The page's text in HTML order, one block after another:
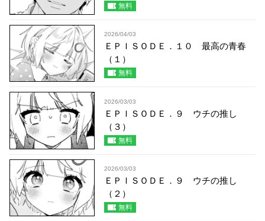
無料
2026/04/03
ＥＰＩＳＯＤＥ．１０ 最高の青春
（１）
無料
2026/03/03
ＥＰＩＳＯＤＥ．９ ウチの推し
（３）
無料
2026/03/03
ＥＰＩＳＯＤＥ．９ ウチの推し
（２）
無料